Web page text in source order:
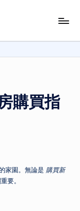
購買指
家園。無論是 購買新
要。